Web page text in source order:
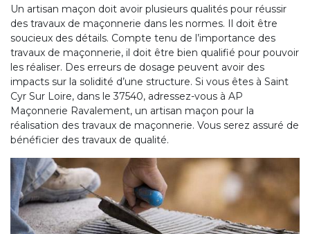
Un artisan maçon doit avoir plusieurs qualités pour réussir
des travaux de maçonnerie dans les normes. Il doit être
soucieux des détails. Compte tenu de l’importance des
travaux de maçonnerie, il doit être bien qualifié pour pouvoir
les réaliser. Des erreurs de dosage peuvent avoir des
impacts sur la solidité d’une structure. Si vous êtes à Saint
Cyr Sur Loire, dans le 37540, adressez-vous à AP
Maçonnerie Ravalement, un artisan maçon pour la
réalisation des travaux de maçonnerie. Vous serez assuré de
bénéficier des travaux de qualité.